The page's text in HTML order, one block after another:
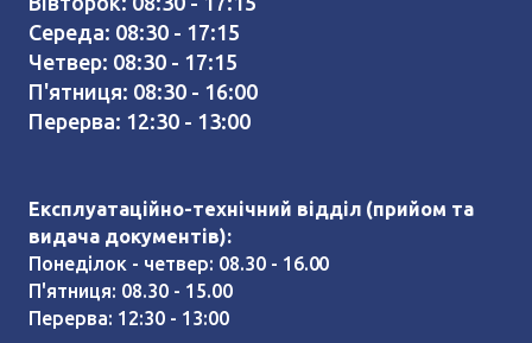
Середа: 08:30 - 17:15
Четвер: 08:30 - 17:15
П'ятниця: 08:30 - 16:00
Перерва: 12:30 - 13:00
Експлуатаційно-технічний відділ (прийом та
видача документів):
Понеділок - четвер: 08.30 - 16.00
П'ятниця: 08.30 - 15.00
Перерва: 12:30 - 13:00